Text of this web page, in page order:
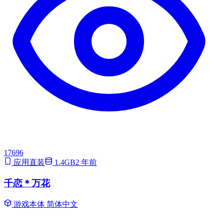
17696
应用直装
1.4GB2 年前
千恋＊万花
游戏本体 简体中文